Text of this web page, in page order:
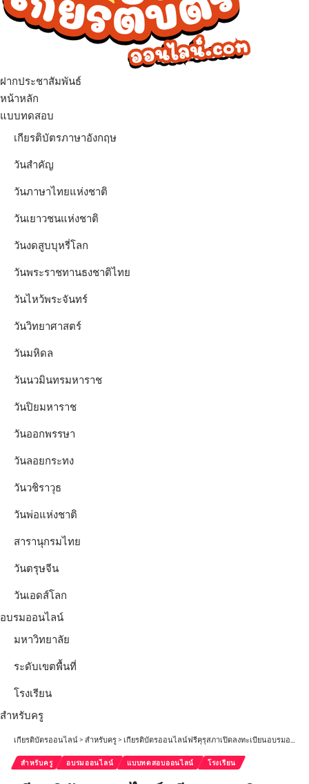
ฝากประชาสัมพันธ์
เมนู
หน้าหลัก
แบบทดสอบ
เกียรติบัตรภาษาอังกฤษ
วันสำคัญ
วันภาษาไทยแห่งชาติ
วันเยาวชนแห่งชาติ
วันงดสูบบุหรี่โลก
วันพระราชทานธงชาติไทย
วันไหว้พระจันทร์​
วันวิทยาศาสตร์
วันมหิดล
วันนวมินทรมหาราช
วันปิยมหาราช
วันออกพรรษา
วันลอยกระทง
วันวชิราวุธ
วันพ่อแห่งชาติ
สารานุกรมไทย
วันตรุษจีน
วันเอดส์โลก
อบรมออนไลน์
มหาวิทยาลัย
ระดับเขตพื้นที่
โรงเรียน
สำหรับครู
เกียรติบัตรออนไลน์> สำหรับครู> เกียรติบัตรออนไลน์ฟรีคุรุสภาเปิดลงทะเบียนอบรมออนไลน์ เนื่องในงานวันครู ครั้งที่ 68 พ.ศ. 2567 ครั้งที่ 3
สำหรับครู อบรมออนไลน์ แบบทดสอบออนไลน์ โรงเรียน